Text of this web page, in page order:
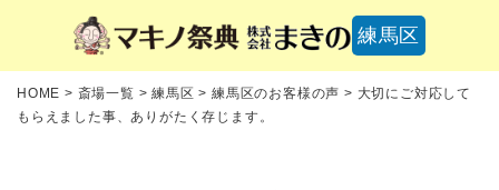
練馬区
HOME > 斎場一覧 >練馬区 >練馬区のお客様の声 > 大切にご対応して
もらえました事、ありがたく存じます。